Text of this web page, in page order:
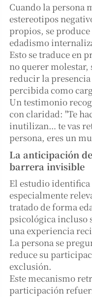
Cuando la persona
estereotipos
propios, se
edadismo
Esto se traduce en
no querer molestar,
reducir la presencia
percibida como
Un testimonio
con claridad: "Te
inutilizan… te vas
persona, eres un
La anticipación
barrera invisible
El estudio
especialmente
tratado de forma
psicológica incluso
una experiencia
La persona se
reduce su
exclusión.
Este mecanismo
participación